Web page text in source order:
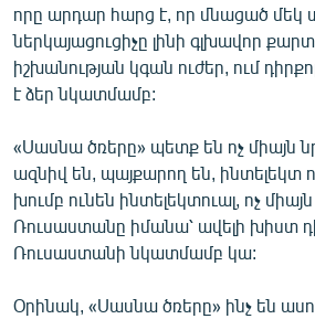
որը արդար հարց է, որ մնացած մեկ
ներկայացուցիչը լինի գլխավոր
իշխանության կգան ուժեր, ում
է ձեր նկատմամբ:
«Սասնա ծռերը» պետք են ոչ միայն
ազնիվ են, պայքարող են, ինտելեկտ
խումբ ունեն ինտելեկտուալ, ոչ
Ռուսաստանը իմանա՝ ավելի խիստ
Ռուսաստանի նկատմամբ կա:
Օրինակ, «Սասնա ծռերը» ինչ են